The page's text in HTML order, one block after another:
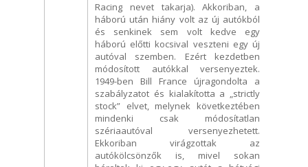
Racing nevet takarja). Akkoriban, a
háború után hiány volt az új autókból
és senkinek sem volt kedve egy
háború előtti kocsival veszteni egy új
autóval szemben. Ezért kezdetben
módosított autókkal versenyeztek.
1949-ben Bill France újragondolta a
szabályzatot és kialakította a „strictly
stock” elvet, melynek következtében
mindenki csak módosítatlan
szériaautóval versenyezhetett.
Ekkoriban virágzottak az
autókölcsönzők is, mivel sokan